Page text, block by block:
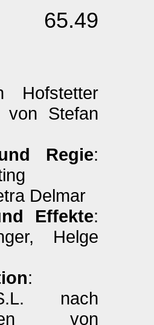
Hofstetter
von Stefan
Regie:
Delmar
Effekte:
Helge
:
nach
von